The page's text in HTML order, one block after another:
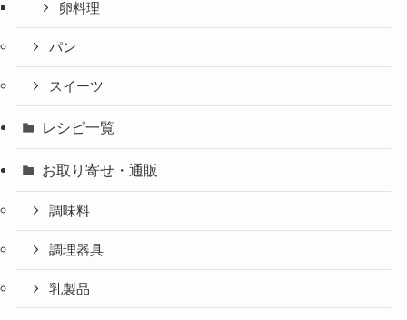
卵料理
パン
スイーツ
レシピ一覧
お取り寄せ・通販
調味料
調理器具
乳製品